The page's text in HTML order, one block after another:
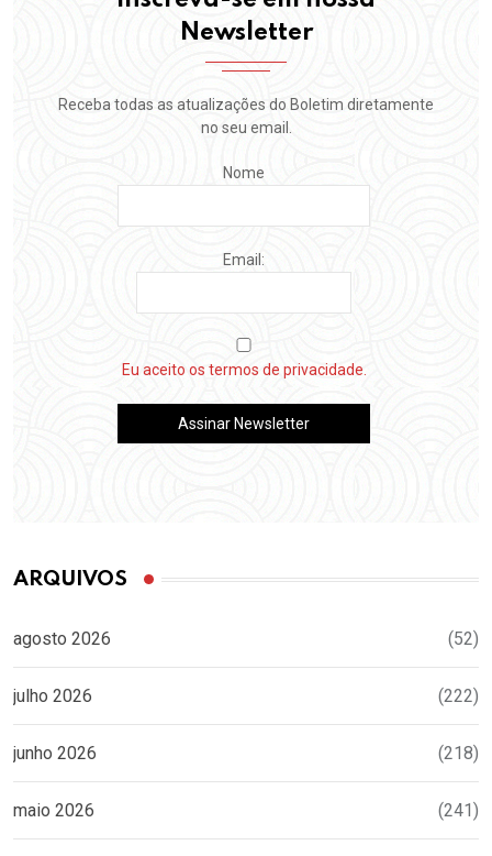
Newsletter
Receba todas as atualizações do Boletim diretamente
no seu email.
Nome
Email:
Eu aceito os termos de privacidade.
ARQUIVOS
agosto 2026 (52)
julho 2026 (222)
junho 2026 (218)
maio 2026 (241)